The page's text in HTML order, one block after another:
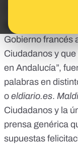
Después de que
Gobierno francés
Ciudadanos y
en Andalucía”,
palabras en
o eldiario.es.
Ciudadanos y la
prensa genérica
supuestas